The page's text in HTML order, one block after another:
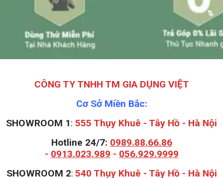
CÔNG TY TNHH TM GIA DỤNG VIỆT
Cơ Sở Miền Bắc:
SHOWROOM 1: 555 Thụy Khuê - Tây Hồ - Hà Nội
Hotline 24/7: 0989.88.66.86
- 0913.023.989 - 056.929.9999
SHOWROOM 2: 540 Thụy Khuê - Tây Hồ - Hà Nội